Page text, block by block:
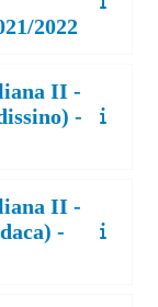
2022
II -
-
II -
-